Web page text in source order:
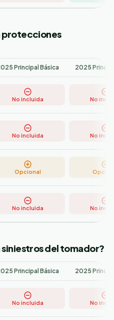
protecciones
Principal Básica 2025
No incluida No
No incluida No
Opcional
No incluida No
del tomador?
Principal Básica 2025
No incluida No